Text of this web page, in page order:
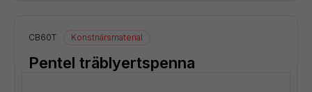
CB60T Konstnärsmaterial
Pentel träblyertspenna